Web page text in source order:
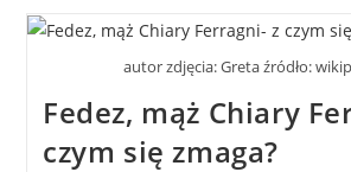
autor zdjęcia: Greta źródło:
Fedez, mąż Chiary
czym się zmaga?